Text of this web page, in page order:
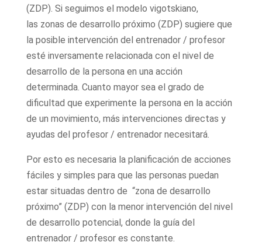
(ZDP). Si seguimos el modelo vigotskiano,
las zonas de desarrollo próximo (ZDP) sugiere que
la posible intervención del entrenador / profesor
esté inversamente relacionada con el nivel de
desarrollo de la persona en una acción
determinada. Cuanto mayor sea el grado de
dificultad que experimente la persona en la acción
de un movimiento, más intervenciones directas y
ayudas del profesor / entrenador necesitará.
Por esto es necesaria la planificación de acciones
fáciles y simples para que las personas puedan
estar situadas dentro de “zona de desarrollo
próximo” (ZDP) con la menor intervención del nivel
de desarrollo potencial, donde la guía del
entrenador / profesor es constante.